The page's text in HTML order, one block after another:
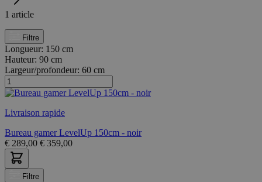
1 article
Filtre
Longueur: 150 cm
Hauteur: 90 cm
Largeur/profondeur: 60 cm
Livraison rapide
Bureau gamer LevelUp 150cm - noir
€ 289,00 € 359,00
Filtre